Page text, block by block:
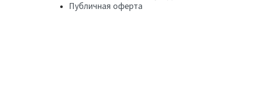
Публичная оферта